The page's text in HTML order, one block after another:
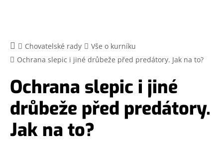
Chovatelské rady
Vše o kurníku
Ochrana slepic i jiné drůbeže před predátory. Jak na to?
Ochrana slepic i jiné
drůbeže před predátory.
Jak na to?